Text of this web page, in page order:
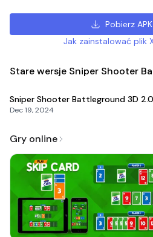
Pobierz APK
Jak zainstalować plik
Stare wersje Sniper Shooter
Sniper Shooter Battleground 3D
Dec 19, 2024
Gry online